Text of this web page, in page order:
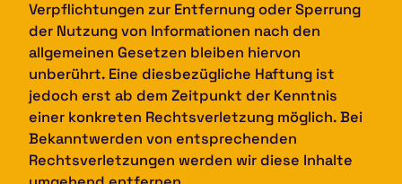
Verpflichtungen zur Entfernung oder Sperrung
der Nutzung von Informationen nach den
allgemeinen Gesetzen bleiben hiervon
unberührt. Eine diesbezügliche Haftung ist
jedoch erst ab dem Zeitpunkt der Kenntnis
einer konkreten Rechtsverletzung möglich. Bei
Bekanntwerden von entsprechenden
Rechtsverletzungen werden wir diese Inhalte